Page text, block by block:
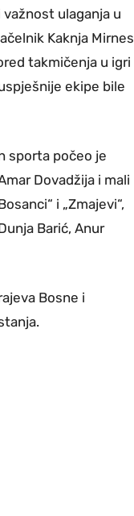
ulaganja u
Kaknja Mirnes
takmičenja u igri
ekipe bile
sporta počeo je
Dovadžija i mali
i „Zmajevi“,
Barić, Anur
Bosne i